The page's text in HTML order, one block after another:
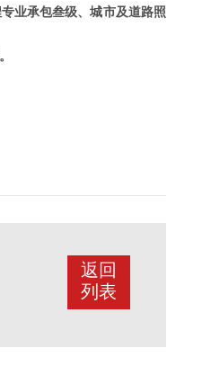
业承包叁级、城市及道路照
返回
列表